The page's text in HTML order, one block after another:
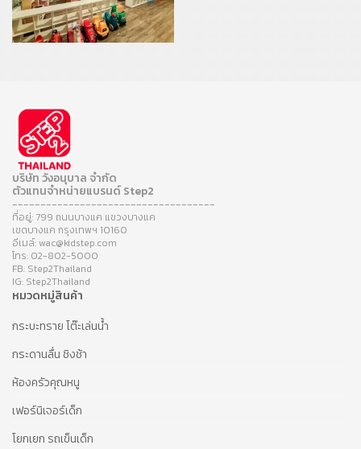
บริษัท วังอนุบาล จำกัด
ตัวแทนจำหน่ายแบรนด์ Step2
------------------------------------
ที่อยู่: 799 ถนนบางแค แขวงบางแค
เขตบางแค กรุงเทพฯ 10160
อีเมล์: wac@kidstep.com
โทร: 02-802-5000
FB: Step2Thailand
IG: Step2Thailand
หมวดหมู่สินค้า
กระบะทราย โต๊ะเล่นน้ำ
กระดานลื่น ชิงช้า
ห้องครัวคุณหนู
เฟอร์นิเจอร์เด็ก
โยกเยก รถเข็นเด็ก